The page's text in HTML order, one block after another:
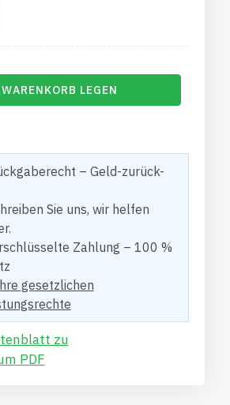
LEGEN
– Geld-zurück-
Sie uns, wir helfen
Zahlung – 100 %
gesetzlichen
zu
PDF